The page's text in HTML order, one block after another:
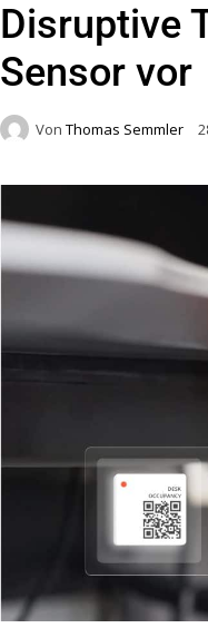
Disruptive
Sensor vor
Von Thomas Semmler